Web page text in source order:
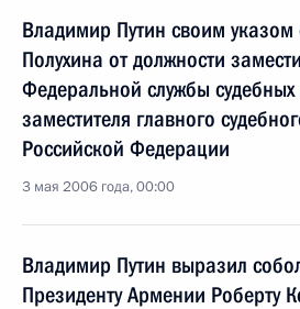
Владимир Путин своим указом
Полухина от должности
Федеральной службы судебных
заместителя главного
Российской Федерации
3 мая 2006 года, 00:00
Владимир Путин выразил
Президенту Армении Роберту